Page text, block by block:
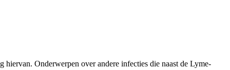
hiervan. Onderwerpen over andere infecties die naast de Lyme-